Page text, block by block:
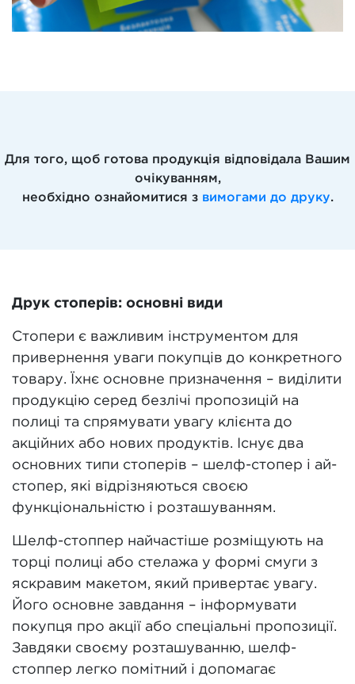
Для того, щоб готова продукція відповідала Вашим
очікуванням,
необхідно ознайомитися з вимогами до друку.
Друк стоперів: основні види
Стопери є важливим інструментом для
привернення уваги покупців до конкретного
товару. Їхнє основне призначення – виділити
продукцію серед безлічі пропозицій на
полиці та спрямувати увагу клієнта до
акційних або нових продуктів. Існує два
основних типи стоперів – шелф-стопер і ай-
стопер, які відрізняються своєю
функціональністю і розташуванням.
Шелф-стоппер найчастіше розміщують на
торці полиці або стелажа у формі смуги з
яскравим макетом, який привертає увагу.
Його основне завдання – інформувати
покупця про акції або спеціальні пропозиції.
Завдяки своєму розташуванню, шелф-
стоппер легко помітний і допомагає